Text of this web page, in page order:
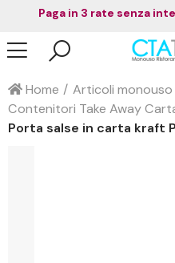
Paga in 3 rate senza
Home
Articoli
Contenitori Take Away
Porta salse in carta kraft